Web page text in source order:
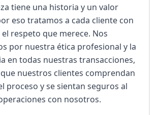
tiene una historia y un valor
eso tratamos a cada cliente con
respeto que merece. Nos
por nuestra ética profesional y la
en todas nuestras transacciones,
nuestros clientes comprendan
proceso y se sientan seguros al
con nosotros.